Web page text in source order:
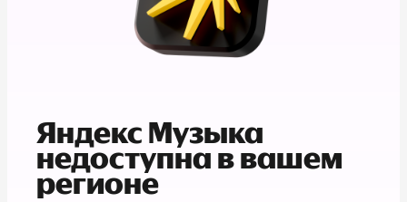
Яндекс Музыка
недоступна в вашем
регионе